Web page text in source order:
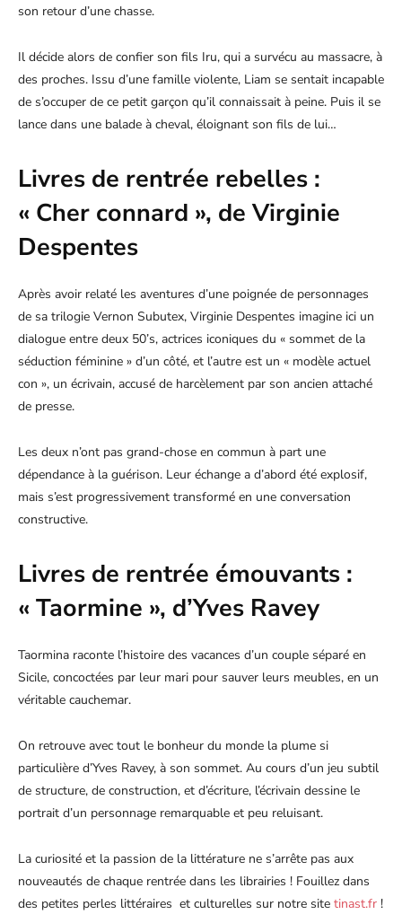
son retour d’une chasse.
Il décide alors de confier son fils Iru, qui a survécu au massacre, à
des proches. Issu d’une famille violente, Liam se sentait incapable
de s’occuper de ce petit garçon qu’il connaissait à peine. Puis il se
lance dans une balade à cheval, éloignant son fils de lui…
Livres de rentrée rebelles :
« Cher connard », de Virginie
Despentes
Après avoir relaté les aventures d’une poignée de personnages
de sa trilogie Vernon Subutex, Virginie Despentes imagine ici un
dialogue entre deux 50’s, actrices iconiques du « sommet de la
séduction féminine » d’un côté, et l’autre est un « modèle actuel
con », un écrivain, accusé de harcèlement par son ancien attaché
de presse.
Les deux n’ont pas grand-chose en commun à part une
dépendance à la guérison. Leur échange a d’abord été explosif,
mais s’est progressivement transformé en une conversation
constructive.
Livres de rentrée émouvants :
« Taormine », d’Yves Ravey
Taormina raconte l’histoire des vacances d’un couple séparé en
Sicile, concoctées par leur mari pour sauver leurs meubles, en un
véritable cauchemar.
On retrouve avec tout le bonheur du monde la plume si
particulière d’Yves Ravey, à son sommet. Au cours d’un jeu subtil
de structure, de construction, et d’écriture, l’écrivain dessine le
portrait d’un personnage remarquable et peu reluisant.
La curiosité et la passion de la littérature ne s’arrête pas aux
nouveautés de chaque rentrée dans les librairies ! Fouillez dans
des petites perles littéraires et culturelles sur notre site tinast.fr !